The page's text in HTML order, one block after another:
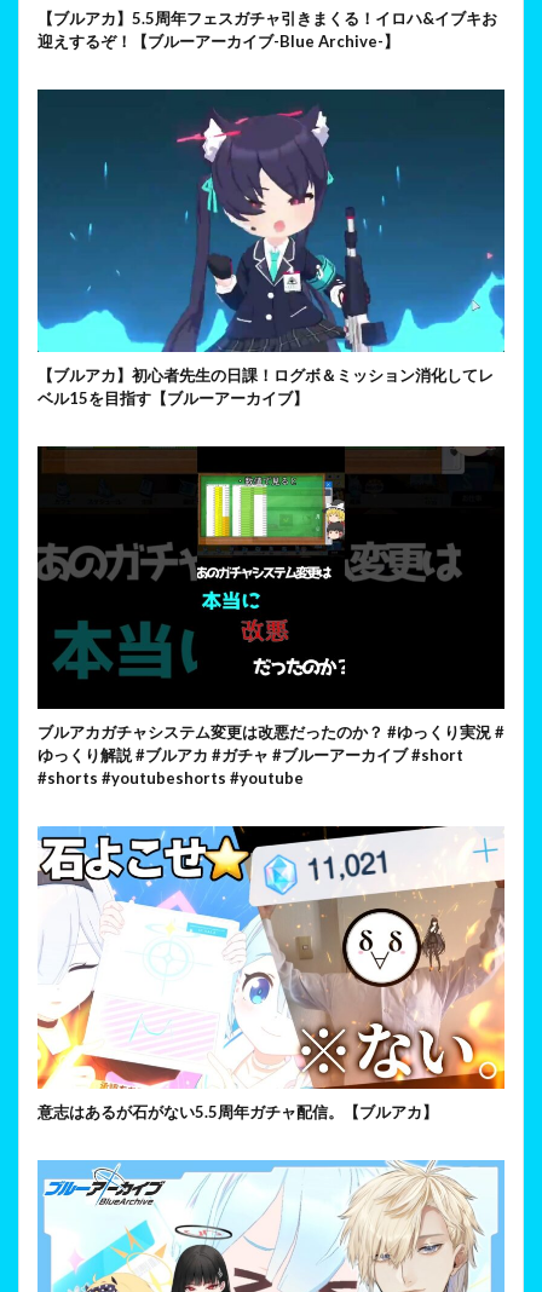
【ブルアカ】5.5周年フェスガチャ引きまくる！イロハ&イブキお
迎えするぞ！【ブルーアーカイブ-Blue Archive-】
【ブルアカ】初心者先生の日課！ログボ＆ミッション消化してレ
ベル15を目指す【ブルーアーカイブ】
ブルアカガチャシステム変更は改悪だったのか？ #ゆっくり実況 #
ゆっくり解説 #ブルアカ #ガチャ #ブルーアーカイブ #short
#shorts #youtubeshorts #youtube
意志はあるが石がない5.5周年ガチャ配信。【ブルアカ】